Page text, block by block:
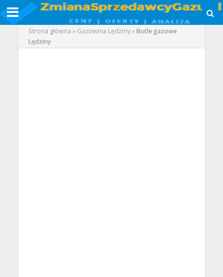
Strona główna » Gazownia Lędziny»Butle gazowe
Lędziny